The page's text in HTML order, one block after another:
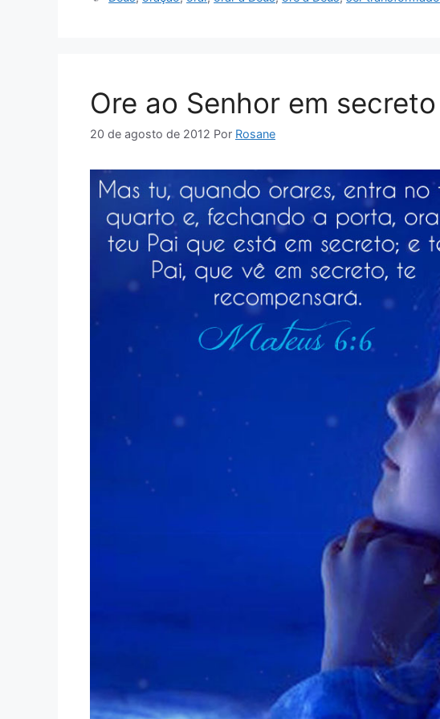
Ore ao Senhor em secreto
20 de agosto de 2012 Por Rosane